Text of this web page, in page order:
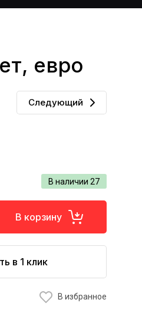
евро
Следующий
В наличии 27
В корзину
в 1 клик
В избранное